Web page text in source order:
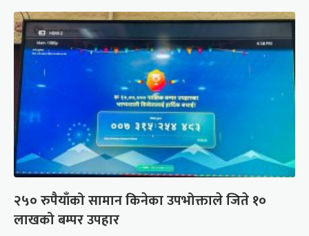
२५० रुपैयाँको सामान किनेका उपभोक्ताले जिते १०
लाखको बम्पर उपहार